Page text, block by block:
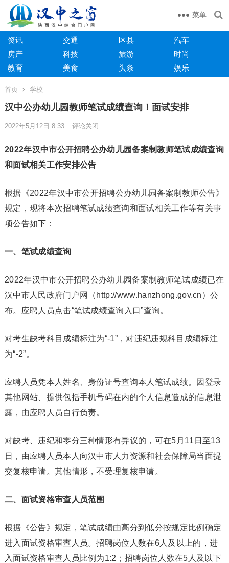
菜单
资讯 交通 区县
汽车
房产
科技 旅游
时尚
教育
美食 头条 娱乐
首页 学校
汉中公办幼儿园教师笔试成绩查询！面试安排
2022年5月12日 8:33 评论关闭
2022年汉中市公开招聘公办幼儿园备案制教师笔试成绩查询
和面试相关工作安排公告
根据《2022年汉中市公开招聘公办幼儿园备案制教师公告》
规定，现将本次招聘笔试成绩查询和面试相关工作等有关事
项公告如下：
一、笔试成绩查询
2022年汉中市公开招聘公办幼儿园备案制教师笔试成绩已在
汉中市人民政府门户网（http://www.hanzhong.gov.cn）公
布。应聘人员点击“笔试成绩查询入口”查询。
对考生缺考科目成绩标注为“-1”，对违纪违规科目成绩标注
为“-2”。
应聘人员凭本人姓名、身份证号查询本人笔试成绩。因登录
其他网站、提供包括手机号码在内的个人信息造成的信息泄
露，由应聘人员自行负责。
对缺考、违纪和零分三种情形有异议的，可在5月11日至13
日，由应聘人员本人向汉中市人力资源和社会保障局当面提
交复核申请。其他情形，不受理复核申请。
二、面试资格审查人员范围
根据《公告》规定，笔试成绩由高分到低分按规定比例确定
进入面试资格审查人员。招聘岗位人数在6人及以上的，进
入面试资格审查人员比例为1:2；招聘岗位人数在5人及以下